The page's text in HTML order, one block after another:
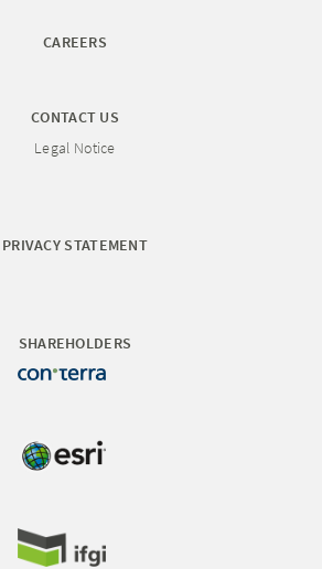
CAREERS
CONTACT US
Legal Notice
PRIVACY STATEMENT
SHAREHOLDERS